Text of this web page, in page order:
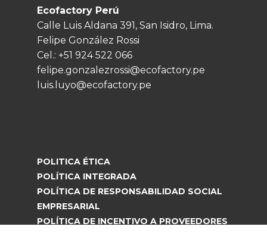
Ecofactory Perú
Calle Luis Aldana 391, San Isidro, Lima.
Felipe González Rossi
Cel.:+51 924 522 066
felipe.gonzalezrossi@ecofactory.pe
luis.luyo@ecofactory.pe
POLITICA ÉTICA
POLÍTICA INTEGRADA
POLÍTICA DE RESPONSABILIDAD SOCIAL
EMPRESARIAL
POLÍTICA DE INCENTIVO A PROVEEDORES